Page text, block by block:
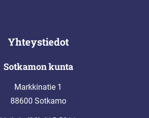
Yhteystiedot
Sotkamon kunta
Markkinatie 1
88600 Sotkamo